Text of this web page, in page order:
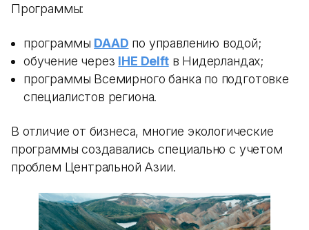
Программы:
программы DAAD по управлению водой;
обучение через IHE Delftв Нидерландах;
программы Всемирного банка по подготовке
специалистов региона.
В отличие от бизнеса, многие экологические
программы создавались специально с учетом
проблем Центральной Азии.